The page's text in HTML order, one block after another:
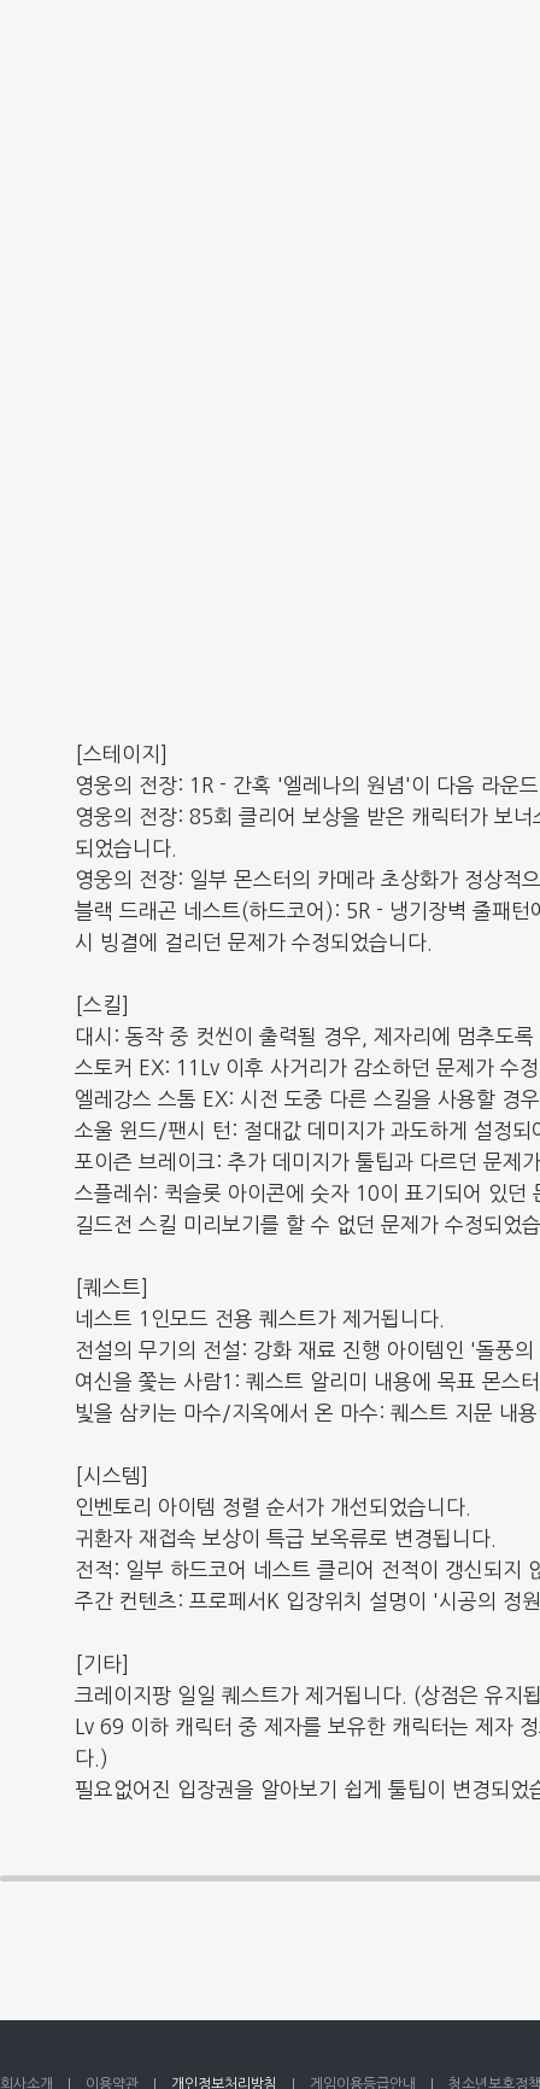
[스테이지]
영웅의 전장: 1R - 간혹 '엘레나의 원념'이 다음 라운
영웅의 전장: 85회 클리어 보상을 받은 캐릭터가 보
되었습니다.
영웅의 전장: 일부 몬스터의 카메라 초상화가 정상적
블랙 드래곤 네스트(하드코어): 5R - 냉기장벽 줄패
시 빙결에 걸리던 문제가 수정되었습니다.
[스킬]
대시: 동작 중 컷씬이 출력될 경우, 제자리에 멈추도
스토커 EX: 11Lv 이후 사거리가 감소하던 문제가 수
엘레강스 스톰 EX: 시전 도중 다른 스킬을 사용할 경
소울 윈드/팬시 턴: 절대값 데미지가 과도하게 설정
포이즌 브레이크: 추가 데미지가 툴팁과 다르던 문제
스플레쉬: 퀵슬롯 아이콘에 숫자 10이 표기되어 있던
길드전 스킬 미리보기를 할 수 없던 문제가 수정되었
[퀘스트]
네스트 1인모드 전용 퀘스트가 제거됩니다.
전설의 무기의 전설: 강화 재료 진행 아이템인 '돌풍
여신을 쫓는 사람1: 퀘스트 알리미 내용에 목표 몬스
빛을 삼키는 마수/지옥에서 온 마수: 퀘스트 지문 내
[시스템]
인벤토리 아이템 정렬 순서가 개선되었습니다.
귀환자 재접속 보상이 특급 보옥류로 변경됩니다.
전적: 일부 하드코어 네스트 클리어 전적이 갱신되지
주간 컨텐츠: 프로페서K 입장위치 설명이 '시공의 정
[기타]
크레이지팡 일일 퀘스트가 제거됩니다. (상점은 유지
Lv 69 이하 캐릭터 중 제자를 보유한 캐릭터는 제자
다.)
필요없어진 입장권을 알아보기 쉽게 툴팁이 변경되었
회사소개 이용약관 개인정보처리방침 게임이용등급안내 청소년보호정책